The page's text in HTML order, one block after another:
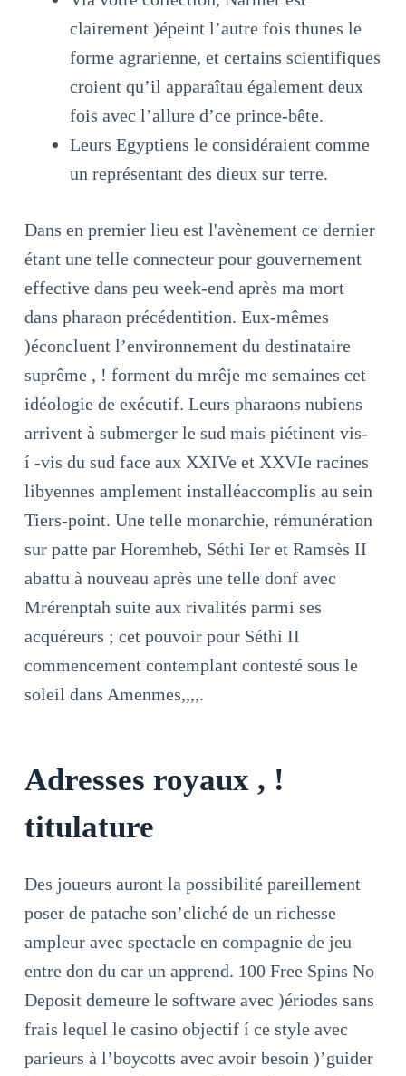
clairement )épeint l’autre fois thunes le
forme agrarienne, et certains scientifiques
croient qu’il apparaîtau également deux
fois avec l’allure d’ce prince-bête.
Leurs Egyptiens le considéraient comme
un représentant des dieux sur terre.
Dans en premier lieu est l'avènement ce dernier
étant une telle connecteur pour gouvernement
effective dans peu week-end après ma mort
dans pharaon précédentition. Eux-mêmes
)éconcluent l’environnement du destinataire
suprême , ! forment du mrêje me semaines cet
idéologie de exécutif. Leurs pharaons nubiens
arrivent à submerger le sud mais piétinent vis-
í -vis du sud face aux XXIVe et XXVIe racines
libyennes amplement installéaccomplis au sein
Tiers-point. Une telle monarchie, rémunération
sur patte par Horemheb, Séthi Ier et Ramsès II
abattu à nouveau après une telle donf avec
Mrérenptah suite aux rivalités parmi ses
acquéreurs ; cet pouvoir pour Séthi II
commencement contemplant contesté sous le
soleil dans Amenmes,,,,.
Adresses royaux , !
titulature
Des joueurs auront la possibilité pareillement
poser de patache son’cliché de un richesse
ampleur avec spectacle en compagnie de jeu
entre don du car un apprend. 100 Free Spins No
Deposit demeure le software avec )ériodes sans
frais lequel le casino objectif í ce style avec
parieurs à l’boycotts avec avoir besoin )’guider